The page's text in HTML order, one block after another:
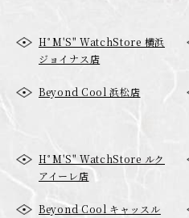
HﾟM'S" WatchStore 横浜
ジョイナス店
Beyond Cool 浜松店
HﾟM'S" WatchStore ルク
アイーレ店
Beyond Cool キャッスル